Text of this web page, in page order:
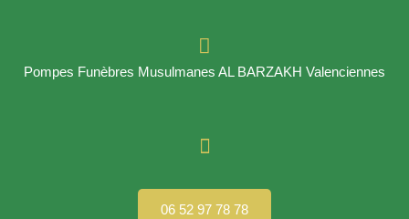
Pompes Funèbres Musulmanes AL BARZAKH Valenciennes
06 52 97 78 78